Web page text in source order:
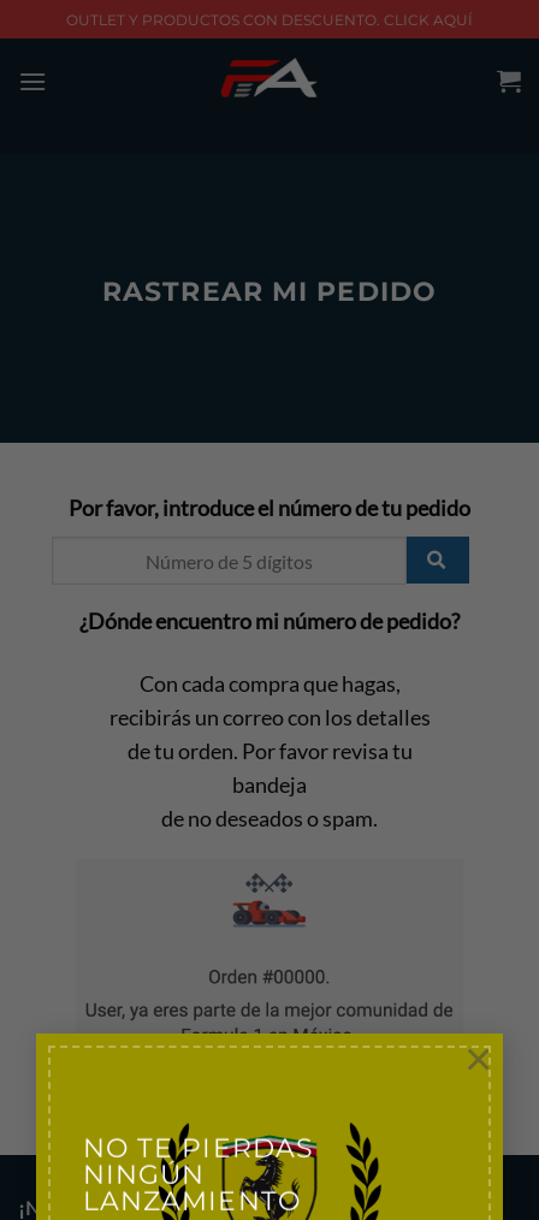
NO TE PIERDAS
NINGÚN
LANZAMIENTO
×
to
content
OUTLET Y PRODUCTOS CON DESCUENTO. CLICK AQUÍ
RASTREAR MI PEDIDO
Por favor, introduce el número de tu pedido
¿Dónde encuentro mi número de pedido?
Con cada compra que hagas,
recibirás un correo con los detalles
de tu orden. Por favor revisa tu
bandeja
de no deseados o spam.
¡NO PIERDAS NINGÚN LANZAMIENTO!